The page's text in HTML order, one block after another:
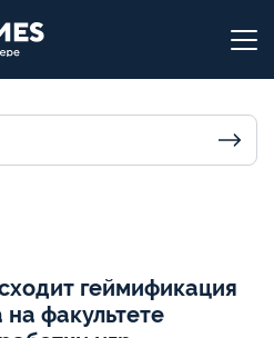
геймификация
факультете